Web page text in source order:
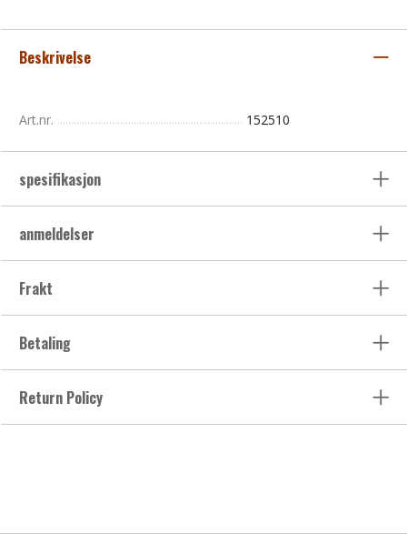
Beskrivelse
Art.nr. 152510
spesifikasjon
anmeldelser
Frakt
Betaling
Return Policy